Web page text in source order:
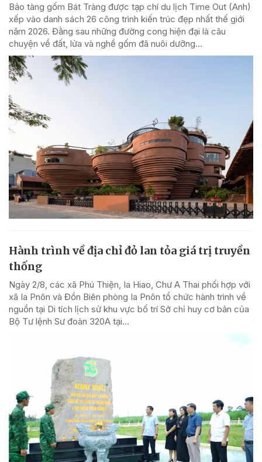
Bảo tàng gốm Bát Tràng được tạp chí du lịch Time Out (Anh)
xếp vào danh sách 26 công trình kiến trúc đẹp nhất thế giới
năm 2026. Đằng sau những đường cong hiện đại là câu
chuyện về đất, lửa và nghề gốm đã nuôi dưỡng...
Hành trình về địa chỉ đỏ lan tỏa giá trị truyền
thống
Ngày 2/8, các xã Phú Thiện, Ia Hiao, Chư A Thai phối hợp với
xã Ia Pnôn và Đồn Biên phòng Ia Pnôn tổ chức hành trình về
nguồn tại Di tích lịch sử khu vực bố trí Sở chỉ huy cơ bản của
Bộ Tư lệnh Sư đoàn 320A tại...